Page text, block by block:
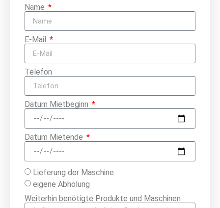
Name
E-Mail
Telefon
Datum Mietbeginn
Datum Mietende
Lieferung der Maschine
eigene Abholung
Weiterhin benötigte Produkte und Maschinen